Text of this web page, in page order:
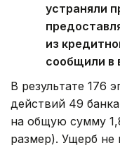
устраняли
из
сообщили в
В результате 176
действий 49
на общую сумму
размер). Ущерб не